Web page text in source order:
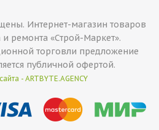
Интернет-магазин товаров
и ремонта «Строй-Маркет».
торговли предложение
публичной офертой.
- ARTBYTE.AGENCY